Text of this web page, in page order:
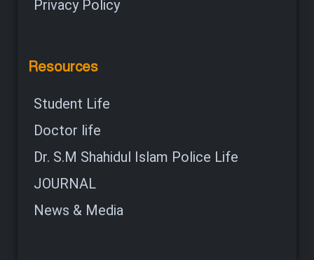
Privacy Policy
Resources
Student Life
Doctor life
Dr. S.M Shahidul Islam Police Life
JOURNAL
News & Media